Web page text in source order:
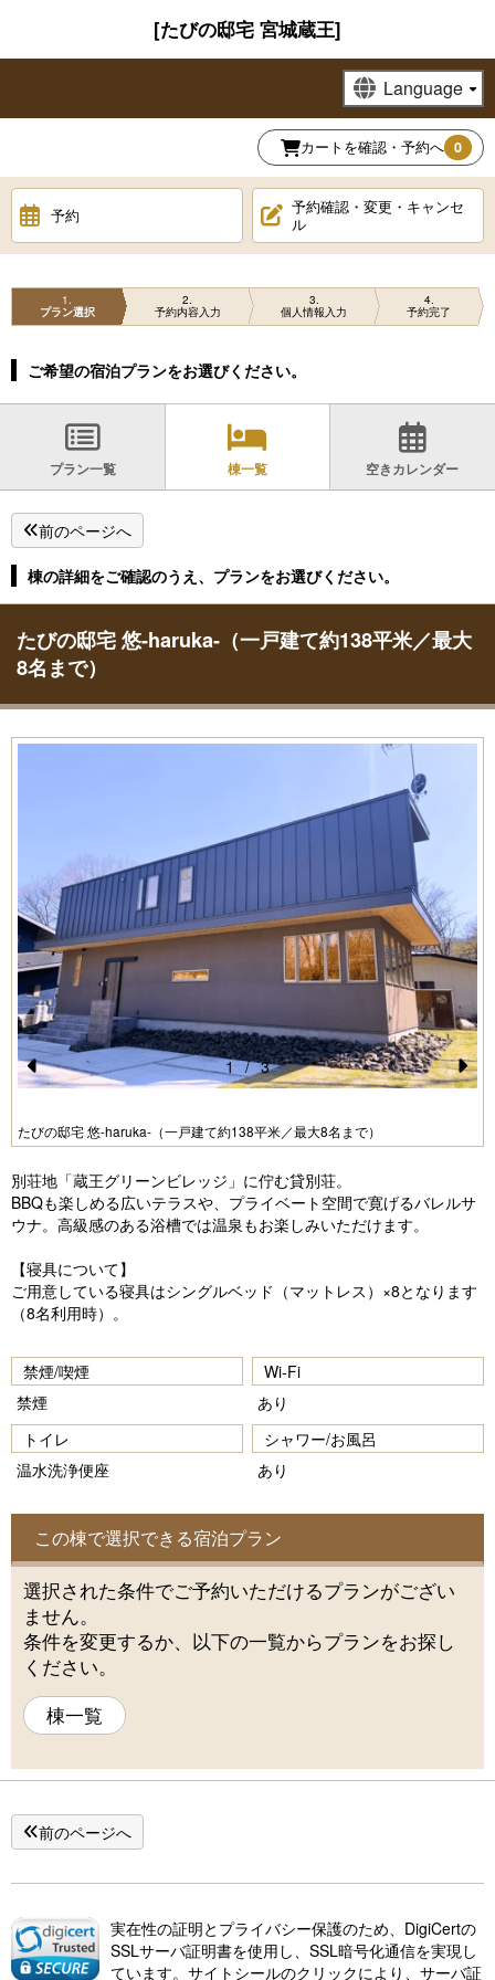
[たびの邸宅 宮城蔵王]
カートを確認・予約へ 0
予約
予約確認・変更・キャンセ
ル
1
プラン選択
2
予約内容入力
3
個人情報入力
4
予約完了
ご希望の宿泊プランをお選びください。
プラン一覧 棟一覧 空きカレンダー
前のページへ
棟の詳細をご確認のうえ、プランをお選びください。
たびの邸宅 悠-haruka-（一戸建て約138平米／最大
8名まで）
Pr
e
o
u
s
たびの邸宅 悠-haruka-（一戸建て約138平米／最大8名まで）
N
1 / 3
別荘地「蔵王グリーンビレッジ」に佇む貸別荘。
BBQも楽しめる広いテラスや、プライベート空間で寛げるバレルサ
ウナ。高級感のある浴槽では温泉もお楽しみいただけます。
【寝具について】
ご用意している寝具はシングルベッド（マットレス）×8となります
（8名利用時）。
禁煙/喫煙
禁煙
Wi-Fi
あり
トイレ
温水洗浄便座
シャワー/お風呂
あり
この棟で選択できる宿泊プラン
選択された条件でご予約いただけるプランがござい
ません。
条件を変更するか、以下の一覧からプランをお探し
ください。
棟一覧
前のページへ
実在性の証明とプライバシー保護のため、DigiCertの
SSLサーバ証明書を使用し、SSL暗号化通信を実現し
ています。サイトシールのクリックにより、サーバ証